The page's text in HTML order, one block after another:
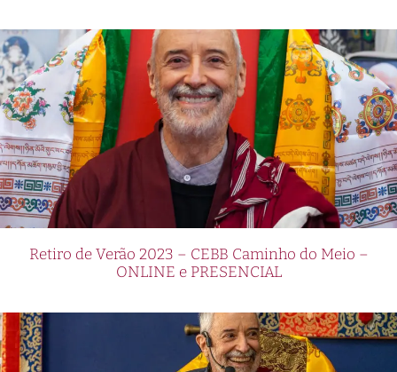
Retiro de Verão 2023 – CEBB Caminho do Meio –
ONLINE e PRESENCIAL